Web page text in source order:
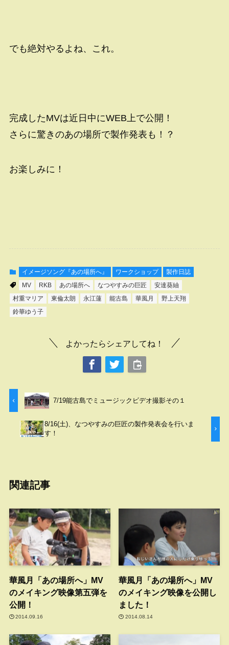
でも絶対やるよね、これ。
完成したMVは近日中にWEB上で公開！
さらに驚きのあの場所で製作発表も！？
お楽しみに！
イメージソング『あの場所へ』 ワークショップ
製作日誌
MV
RKB あの場所へ なつやすみの巨匠
安達葵紬
村重マリア
東倫太朗 永江蓮 能古島 華風月
野上天翔
鈴華ゆう子
よかったらシェアしてね！
7/19能古島でミュージックビデオ撮影その１
8/16(土)、なつやすみの巨匠の製作発表会を行いま
す！
関連記事
華風月「あの場所へ」MV
のメイキング映像第五弾を
公開！
2014.09.16
華風月「あの場所へ」MV
のメイキング映像を公開し
ました！
2014.08.14